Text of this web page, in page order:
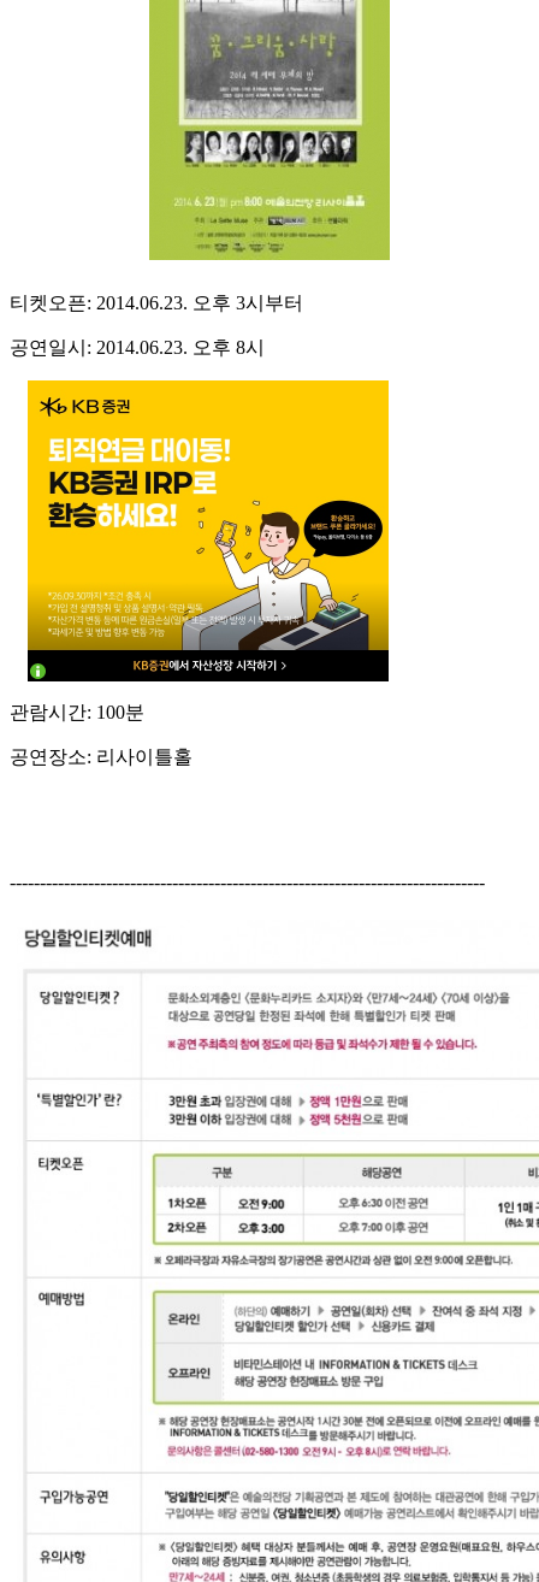
티켓오픈: 2014.06.23. 오후 3시부터
공연일시: 2014.06.23. 오후 8시
관람시간: 100분
공연장소: 리사이틀홀
-------------------------------------------------------------------------------